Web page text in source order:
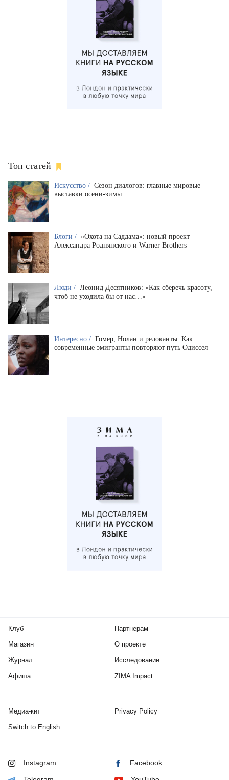
Топ статей
Искусство / Сезон диалогов: главные мировые
выставки осени-зимы
Блоги / «Охота на Саддама»: новый проект
Александра Роднянского и Warner Brothers
Люди / Леонид Десятников: «Как сберечь красоту,
чтоб не уходила бы от нас…»
Интересно / Гомер, Нолан и релоканты. Как
современные эмигранты повторяют путь Одиссея
Клуб
Магазин
Журнал
Афиша
Партнерам
О проекте
Исследование
ZIMA Impact
Медиа-кит Privacy Policy
Switch to English
Instagram Facebook